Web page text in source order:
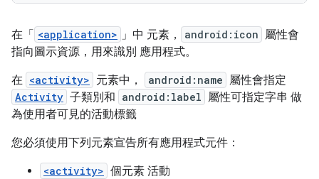
在「 <application> 」中 元素， android:icon 屬性會
指向圖示資源，用來識別 應用程式。
在 <activity> 元素中， android:name 屬性會指定
Activity 子類別和 android:label 屬性可指定字串 做
為使用者可見的活動標籤
您必須使用下列元素宣告所有應用程式元件：
<activity> 個元素 活動